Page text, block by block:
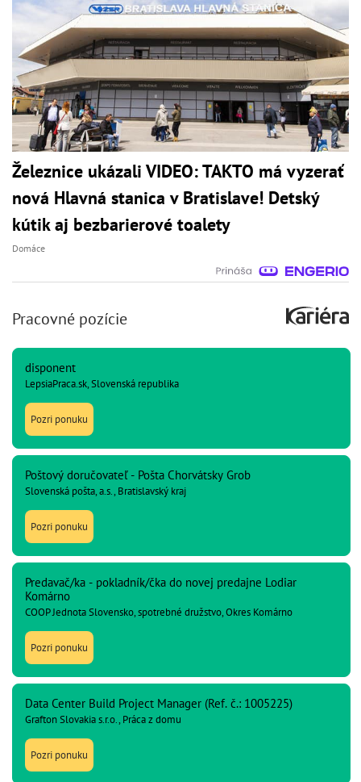
Železnice ukázali VIDEO: TAKTO má vyzerať
nová Hlavná stanica v Bratislave! Detský
kútik aj bezbarierové toalety
Domáce
Pracovné pozície
disponent
LepsiaPraca.sk, Slovenská republika
Pozri ponuku
Poštový doručovateľ - Pošta Chorvátsky Grob
Slovenská pošta, a.s., Bratislavský kraj
Pozri ponuku
Predavač/ka - pokladník/čka do novej predajne Lodiar
Komárno
COOP Jednota Slovensko, spotrebné družstvo, Okres Komárno
Pozri ponuku
Data Center Build Project Manager (Ref. č.: 1005225)
Grafton Slovakia s.r.o., Práca z domu
Pozri ponuku